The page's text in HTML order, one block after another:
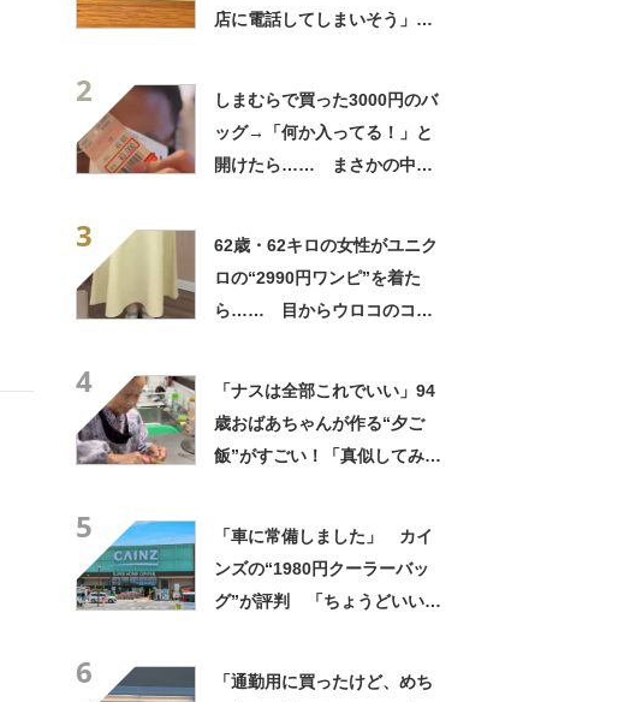
店に電話してしまいそう」
2
しまむらで買った3000円のバ
ッグ→「何か入ってる！」と
開けたら…… まさかの中身
3
62歳・62キロの女性がユニク
ロの“2990円ワンピ”を着た
ら…… 目からウロコのコー
4
「ナスは全部これでいい」94
歳おばあちゃんが作る“夕ご
飯”がすごい！「真似してみま
5
「車に常備しました」 カイ
ンズの“1980円クーラーバッ
グ”が評判 「ちょうどいい大
6
「通勤用に買ったけど、めち